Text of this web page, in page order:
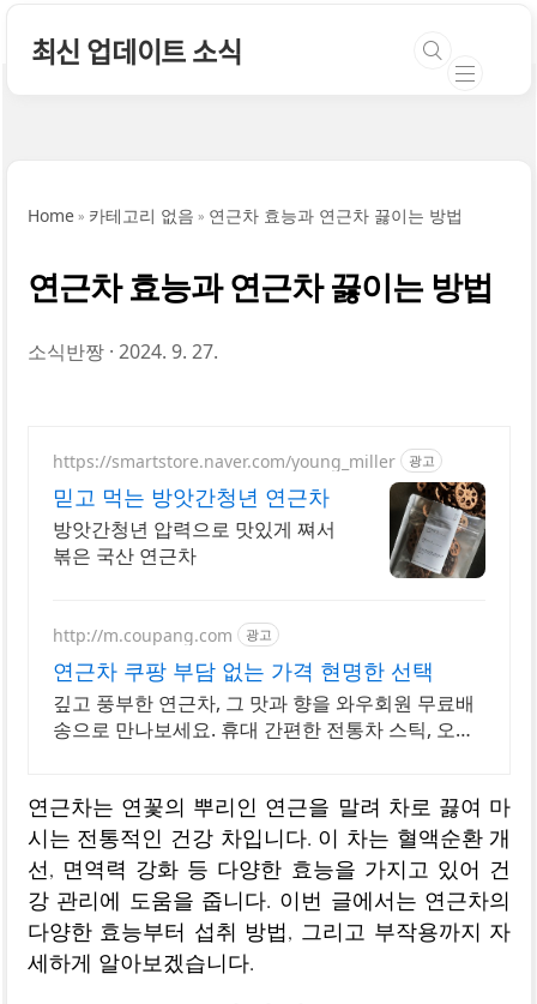
최신 업데이트 소식
Home 카테고리 없음 연근차 효능과 연근차 끓이는 방법
연근차 효능과 연근차 끓이는 방법
소식반짱 2024. 9. 27.
https://smartstore.naver.com/young_miller 광고
믿고 먹는 방앗간청년 연근차
방앗간청년 압력으로 맛있게 쪄서
볶은 국산 연근차
http://m.coupang.com 광고
연근차 쿠팡 부담 없는 가격 현명한 선택
깊고 풍부한 연근차, 그 맛과 향을 와우회원 무료배
송으로 만나보세요. 휴대 간편한 전통차 스틱, 오늘
연근차는 연꽃의 뿌리인 연근을 말려 차로 끓여 마
시는 전통적인 건강 차입니다. 이 차는 혈액순환 개
선, 면역력 강화 등 다양한 효능을 가지고 있어 건
강 관리에 도움을 줍니다. 이번 글에서는 연근차의
다양한 효능부터 섭취 방법, 그리고 부작용까지 자
세하게 알아보겠습니다.